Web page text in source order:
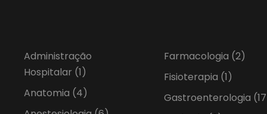
Administração
Hospitalar (1)
Anatomia (4)
Farmacologia (2)
Fisioterapia (1)
Gastroenterologia